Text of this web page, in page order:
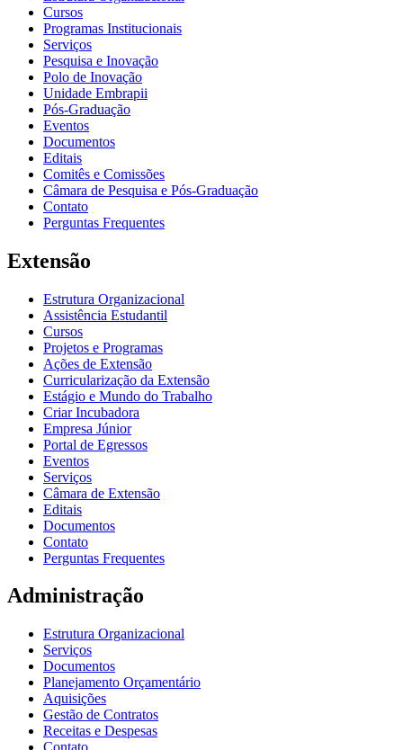
Cursos
Programas Institucionais
Serviços
Pesquisa e Inovação
Polo de Inovação
Unidade Embrapii
Pós-Graduação
Eventos
Documentos
Editais
Comitês e Comissões
Câmara de Pesquisa e Pós-Graduação
Contato
Perguntas Frequentes
Extensão
Estrutura Organizacional
Assistência Estudantil
Cursos
Projetos e Programas
Ações de Extensão
Curricularização da Extensão
Estágio e Mundo do Trabalho
Criar Incubadora
Empresa Júnior
Portal de Egressos
Eventos
Serviços
Câmara de Extensão
Editais
Documentos
Contato
Perguntas Frequentes
Administração
Estrutura Organizacional
Serviços
Documentos
Planejamento Orçamentário
Aquisições
Gestão de Contratos
Receitas e Despesas